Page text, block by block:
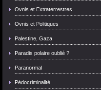
Ovnis et Extraterrestres
Ovnis et Politiques
Palestine, Gaza
Paradis polaire oublié ?
Paranormal
Pédocriminalité